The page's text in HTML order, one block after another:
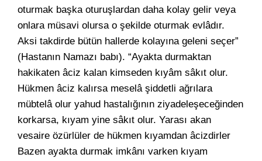
oturmak başka oturuşlardan daha kolay gelir veya
onlara müsavi olursa o şekilde oturmak evlâdır.
Aksi takdirde bütün hallerde kolayına geleni seçer”
(Hastanın Namazı babı). “Ayakta durmaktan
hakikaten âciz kalan kimseden kıyâm sâkıt olur.
Hükmen âciz kalırsa meselâ şiddetli ağrılara
mübtelâ olur yahud hastalığının ziyadeleşeceğinden
korkarsa, kıyam yine sâkıt olur. Yarası akan
vesaire özürlüler de hükmen kıyamdan âcizdirler
Bazen ayakta durmak imkânı varken kıyam